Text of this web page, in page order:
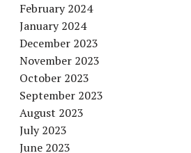
February 2024
January 2024
December 2023
November 2023
October 2023
September 2023
August 2023
July 2023
June 2023